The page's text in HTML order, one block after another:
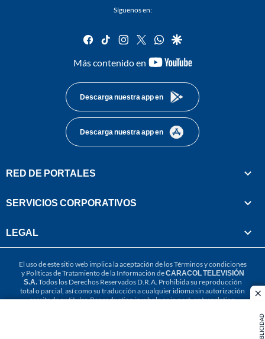
PUBLICIDAD
Síguenos en:
facebook
tiktok instagram
twitterwhatsapp
google
Más contenido en
youtube-
Descarga nuestra app en
Descarga nuestra app en
RED DE PORTALES
SERVICIOS CORPORATIVOS
LEGAL
El uso de este sitio web implica la aceptación de losTérminos y condiciones
y Políticas de Tratamiento de la Información deCARACOL TELEVISIÓN
S.A.Todos los Derechos Reservados D.R.A. Prohibida su reproducción
total o parcial, así como su traducción a cualquier idioma sin autorización
escrita de su titular. Reproduction in whole or in part, or translation